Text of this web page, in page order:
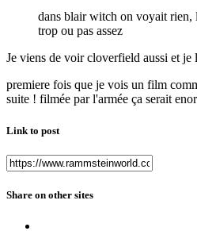
dans blair witch on voyait rien,
trop ou pas assez
Je viens de voir cloverfield aussi et je
premiere fois que je vois un film
suite ! filmée par l'armée ça serait
Link to post
Share on other sites